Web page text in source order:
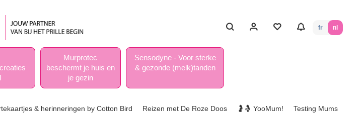
fr nl
Murprotec
beschermt je huis en
je gezin
Sensodyne - Voor sterke
& gezonde (melk)tanden
& herinneringen by Cotton Bird Reizen met De Roze Doos 🤰🤱 YooMum! Testing Mums